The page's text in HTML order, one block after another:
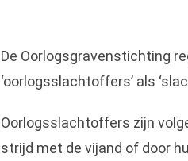
De Oorlogsgravenstichting
‘oorlogsslachtoffers’ als
Oorlogsslachtoffers zijn
strijd met de vijand of door